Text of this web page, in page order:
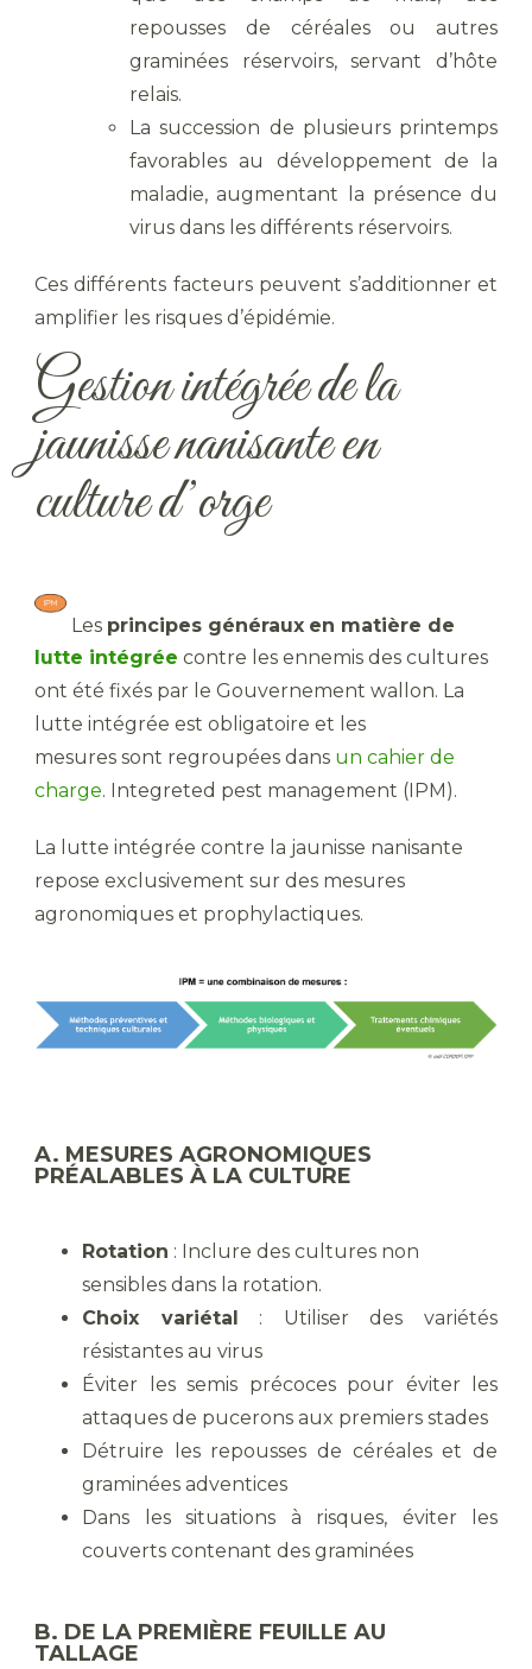
repousses de céréales ou autres
graminées réservoirs, servant d’hôte
relais.
La succession de plusieurs printemps
favorables au développement de la
maladie, augmentant la présence du
virus dans les différents réservoirs.
Ces différents facteurs peuvent s’additionner et
amplifier les risques d’épidémie.
Gestion intégrée de la
jaunisse nanisante en
culture d’orge
Les principes généraux en matière de
lutte intégrée contre les ennemis des cultures
ont été fixés par le Gouvernement wallon. La
lutte intégrée est obligatoire et les
mesures sont regroupées dans un cahier de
charge. Integreted pest management (IPM).
La lutte intégrée contre la jaunisse nanisante
repose exclusivement sur des mesures
agronomiques et prophylactiques.
A. MESURES AGRONOMIQUES
PRÉALABLES À LA CULTURE
Rotation : Inclure des cultures non
sensibles dans la rotation.
Choix variétal
: Utiliser des variétés
résistantes au virus
Éviter les semis précoces pour éviter les
attaques de pucerons aux premiers stades
Détruire les repousses de céréales et de
graminées adventices
Dans les situations à risques, éviter les
couverts contenant des graminées
B. DE LA PREMIÈRE FEUILLE AU
TALLAGE